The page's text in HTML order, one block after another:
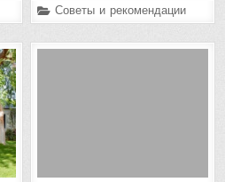
Posted
in
Советы и рекомендации